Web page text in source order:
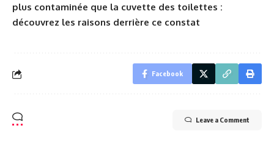
plus contaminée que la cuvette des toilettes :
découvrez les raisons derrière ce constat
Facebook
Leave a Comment